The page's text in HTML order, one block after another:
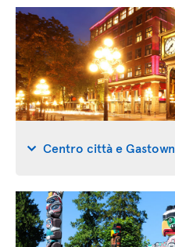
Centro città e Gastown